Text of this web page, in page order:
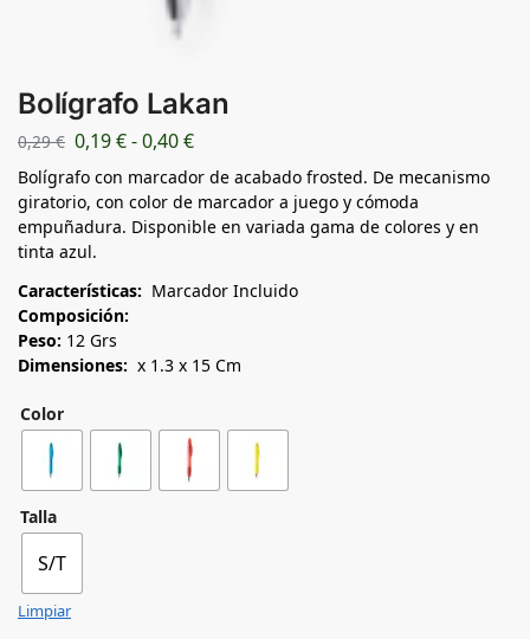
Bolígrafo Lakan
0,29€ 0,19€-0,40€
Bolígrafo con marcador de acabado frosted. De mecanismo
giratorio, con color de marcador a juego y cómoda
empuñadura. Disponible en variada gama de colores y en
tinta azul.
Características: Marcador Incluido
Composición:
Peso: 12 Grs
Dimensiones: x 1.3 x 15 Cm
Color
Talla
S/T
Limpiar